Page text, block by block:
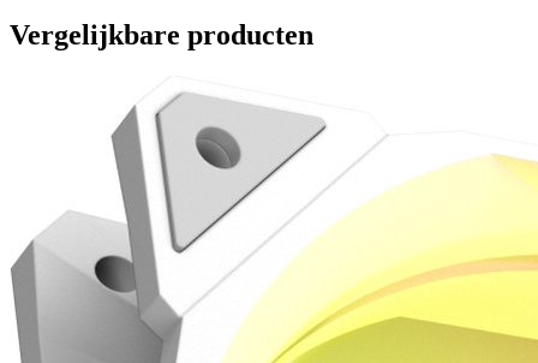
Vergelijkbare producten